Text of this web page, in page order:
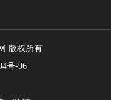
版权所有
号-96